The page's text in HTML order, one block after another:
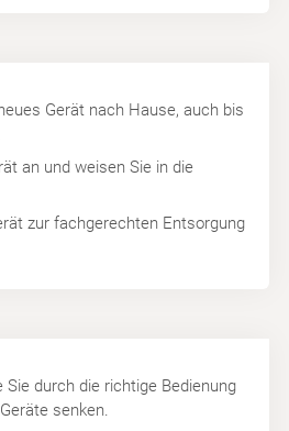
Gerät nach Hause, auch bis
an und weisen Sie in die
zur fachgerechten Entsorgung
Sie durch die richtige Bedienung
senken.